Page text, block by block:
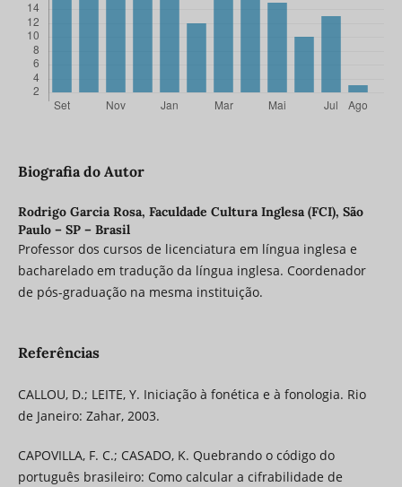
Biografia do Autor
Rodrigo Garcia Rosa, Faculdade Cultura Inglesa (FCI), São
Paulo – SP – Brasil
Professor dos cursos de licenciatura em língua inglesa e
bacharelado em tradução da língua inglesa. Coordenador
de pós-graduação na mesma instituição.
Referências
CALLOU, D.; LEITE, Y. Iniciação à fonética e à fonologia. Rio
de Janeiro: Zahar, 2003.
CAPOVILLA, F. C.; CASADO, K. Quebrando o código do
português brasileiro: Como calcular a cifrabilidade de